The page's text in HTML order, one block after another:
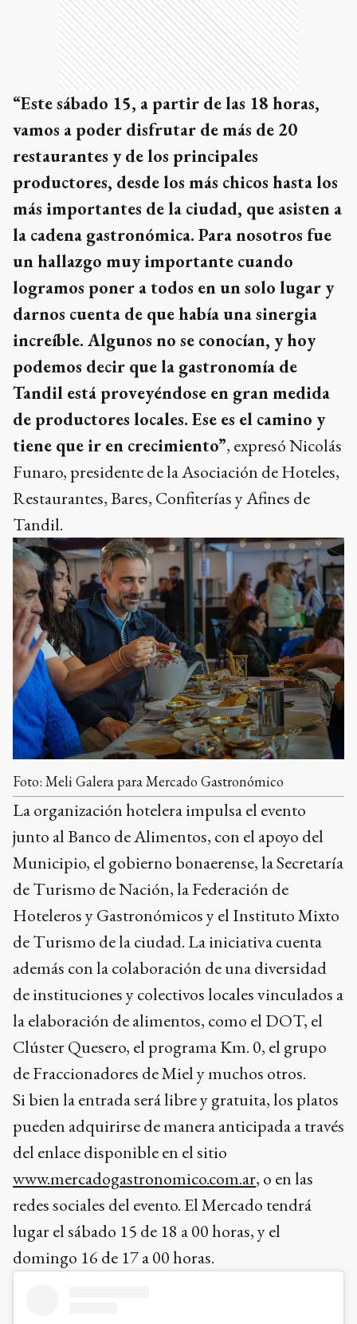
“Este sábado 15, a partir de las 18 horas,
vamos a poder disfrutar de más de 20
restaurantes y de los principales
productores, desde los más chicos hasta los
más importantes de la ciudad, que asisten a
la cadena gastronómica. Para nosotros fue
un hallazgo muy importante cuando
logramos poner a todos en un solo lugar y
darnos cuenta de que había una sinergia
increíble. Algunos no se conocían, y hoy
podemos decir que la gastronomía de
Tandil está proveyéndose en gran medida
de productores locales. Ese es el camino y
tiene que ir en crecimiento”, expresó Nicolás
Funaro, presidente de la Asociación de Hoteles,
Restaurantes, Bares, Confiterías y Afines de
Tandil.
Foto: Meli Galera para Mercado Gastronómico
La organización hotelera impulsa el evento
junto al Banco de Alimentos, con el apoyo del
Municipio, el gobierno bonaerense, la Secretaría
de Turismo de Nación, la Federación de
Hoteleros y Gastronómicos y el Instituto Mixto
de Turismo de la ciudad. La iniciativa cuenta
además con la colaboración de una diversidad
de instituciones y colectivos locales vinculados a
la elaboración de alimentos, como el DOT, el
Clúster Quesero, el programa Km. 0, el grupo
de Fraccionadores de Miel y muchos otros.
Si bien la entrada será libre y gratuita, los platos
pueden adquirirse de manera anticipada a través
del enlace disponible en el sitio
www.mercadogastronomico.com.ar, o en las
redes sociales del evento. El Mercado tendrá
lugar el sábado 15 de 18 a 00 horas, y el
domingo 16 de 17 a 00 horas.